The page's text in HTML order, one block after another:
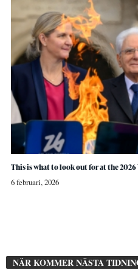
This is what to look out for at the 2026
6 februari, 2026
NÄR KOMMER NÄSTA